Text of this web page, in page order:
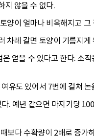
지 않을 수 없다.
양이 얼마나 비옥해지고
차례 갈면 토양이 기름지
얻을 수 있다고 한다. 소
유도 있어서 7번에 걸쳐
. 예년 같으면 마지기당
보다 수확량이 2배로 증